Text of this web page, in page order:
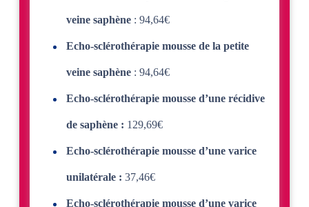
veine saphène: 94,64€
Echo-sclérothérapie mousse de la petite
veine saphène: 94,64€
Echo-sclérothérapie mousse d’une récidive
de saphène : 129,69€
Echo-sclérothérapie mousse d’une varice
unilatérale : 37,46€
Echo-sclérothérapie mousse d’une varice